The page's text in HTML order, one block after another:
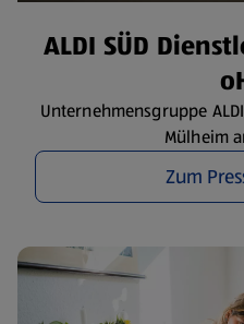
ALDI SÜD
Unternehmensgruppe
Mülheim
Zum